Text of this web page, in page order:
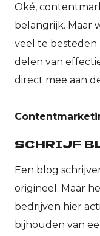
Oké,
belangrijk. Maar
veel te besteden
delen van
direct mee aan
SCHRIJF
Een blog
origineel. Maar
bedrijven hier
bijhouden van